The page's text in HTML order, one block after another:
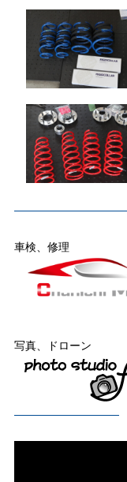
車検、修理
写真、ドローン